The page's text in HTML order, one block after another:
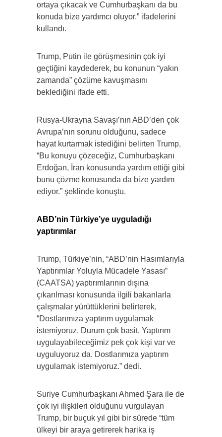
ortaya çıkacak ve Cumhurbaşkanı da bu
konuda bize yardımcı oluyor.” ifadelerini
kullandı.
Trump, Putin ile görüşmesinin çok iyi
geçtiğini kaydederek, bu konunun “yakın
zamanda” çözüme kavuşmasını
beklediğini ifade etti.
Rusya-Ukrayna Savaşı’nın ABD’den çok
Avrupa’nın sorunu olduğunu, sadece
hayat kurtarmak istediğini belirten Trump,
“Bu konuyu çözeceğiz, Cumhurbaşkanı
Erdoğan, İran konusunda yardım ettiği gibi
bunu çözme konusunda da bize yardım
ediyor.” şeklinde konuştu.
ABD’nin Türkiye’ye uyguladığı
yaptırımlar
Trump, Türkiye’nin, “ABD’nin Hasımlarıyla
Yaptırımlar Yoluyla Mücadele Yasası”
(CAATSA) yaptırımlarının dışına
çıkarılması konusunda ilgili bakanlarla
çalışmalar yürüttüklerini belirterek,
“Dostlarımıza yaptırım uygulamak
istemiyoruz. Durum çok basit. Yaptırım
uygulayabileceğimiz pek çok kişi var ve
uyguluyoruz da. Dostlarımıza yaptırım
uygulamak istemiyoruz.” dedi.
Suriye Cumhurbaşkanı Ahmed Şara ile de
çok iyi ilişkileri olduğunu vurgulayan
Trump, bir buçuk yıl gibi bir sürede “tüm
ülkeyi bir araya getirerek harika iş